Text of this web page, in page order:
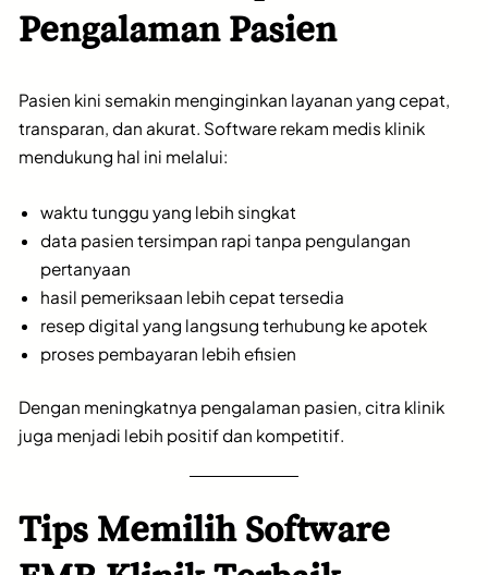
Pengalaman Pasien
Pasien kini semakin menginginkan layanan yang cepat,
transparan, dan akurat. Software rekam medis klinik
mendukung hal ini melalui:
waktu tunggu yang lebih singkat
data pasien tersimpan rapi tanpa pengulangan
pertanyaan
hasil pemeriksaan lebih cepat tersedia
resep digital yang langsung terhubung ke apotek
proses pembayaran lebih efisien
Dengan meningkatnya pengalaman pasien, citra klinik
juga menjadi lebih positif dan kompetitif.
Tips Memilih Software